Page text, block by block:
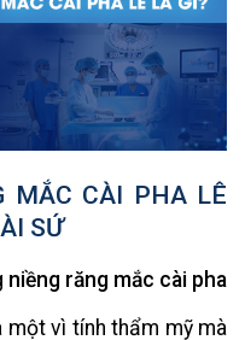
MẮC CÀI PHA LÊ
SỨ
niềng răng mắc cài pha
một vì tính thẩm mỹ mà